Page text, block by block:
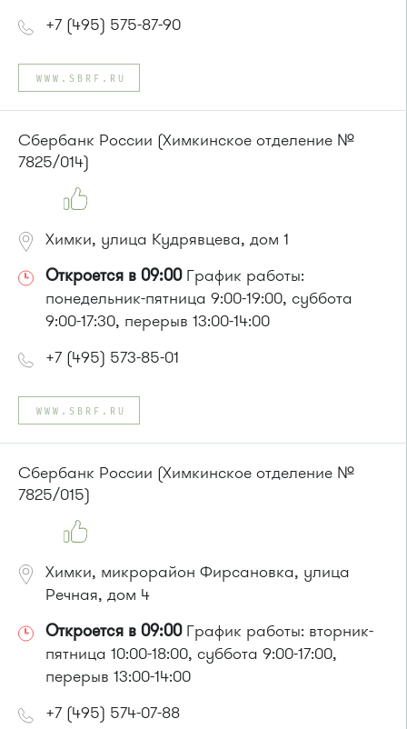
+7 (495) 575-87-90
WWW.SBRF.RU
Сбербанк России (Химкинское отделение №
7825/014)
Химки, улица Кудрявцева, дом 1
Откроется в 09:00График работы:
понедельник-пятница 9:00-19:00, суббота
9:00-17:30, перерыв 13:00-14:00
+7 (495) 573-85-01
WWW.SBRF.RU
Сбербанк России (Химкинское отделение №
7825/015)
Химки, микрорайон Фирсановка, улица
Речная, дом 4
Откроется в 09:00График работы: вторник-
пятница 10:00-18:00, суббота 9:00-17:00,
перерыв 13:00-14:00
+7 (495) 574-07-88